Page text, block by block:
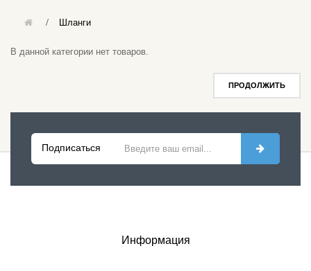
Шланги
В данной категории нет товаров.
ПРОДОЛЖИТЬ
Подписаться
Информация